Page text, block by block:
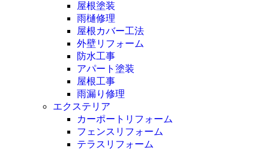
屋根塗装
雨樋修理
屋根カバー工法
外壁リフォーム
防水工事
アパート塗装
屋根工事
雨漏り修理
エクステリア
カーポートリフォーム
フェンスリフォーム
テラスリフォーム